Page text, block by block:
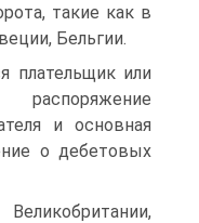
такие как в
Бельгии.
плательщик или
и основная
о дебетовых